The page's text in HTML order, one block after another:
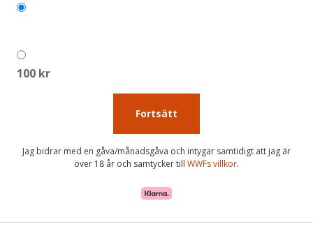
100 kr
Fortsätt
Jag bidrar med en gåva/månadsgåva och intygar samtidigt att jag är
över 18 år och samtycker till WWFs villkor.